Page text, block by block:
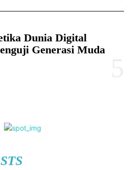
Dunia Digital
Generasi Muda